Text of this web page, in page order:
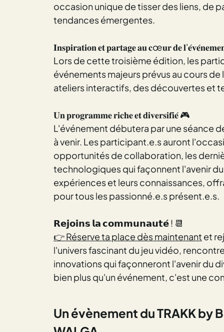
occasion unique de tisser des liens, de
tendances émergentes.
𝐈𝐧𝐬𝐩𝐢𝐫𝐚𝐭𝐢𝐨𝐧 𝐞𝐭 𝐩𝐚𝐫𝐭𝐚𝐠𝐞 𝐚𝐮 𝐜œ𝐮𝐫 𝐝𝐞
Lors de cette troisième édition, les
événements majeurs prévus au cours
ateliers interactifs, des découvertes et
𝐔𝐧 𝐩𝐫𝐨𝐠𝐫𝐚𝐦𝐦𝐞 𝐫𝐢𝐜𝐡𝐞 𝐞𝐭 𝐝𝐢𝐯𝐞𝐫𝐬𝐢𝐟𝐢𝐞́ 🎮
L'événement débutera par une séance
à venir. Les participant.e.s auront
opportunités de collaboration, les
technologiques qui façonnent l'avenir
expériences et leurs connaissances,
pour tous les passionné.e.s présent.e.s.
𝗥𝗲𝗷𝗼𝗶𝗻𝘀 𝗹𝗮 𝗰𝗼𝗺𝗺𝘂𝗻𝗮𝘂𝘁𝗲́ ! 📆
👉 Réserve ta place dès maintenant et
l'univers fascinant du jeu vidéo,
innovations qui façonneront l'avenir du
bien plus qu'un événement, c'est une
Un évènement du TRAKK by